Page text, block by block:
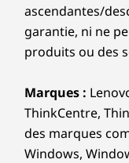
ascendantes/
garantie, ni ne
produits ou des
Marques :
ThinkCentre,
des marques
Windows,